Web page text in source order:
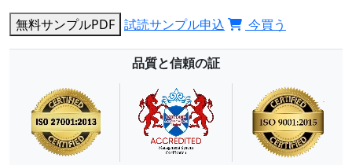
無料サンプルPDF 試読サンプル申込 今買う
品質と信頼の証